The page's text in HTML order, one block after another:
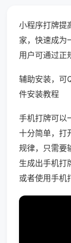
小程序打牌提
家，快速成为
用户可通过正
辅助安装，可
件安装教程
手机打牌可以
十分简单，打
规律，只需要
生成出手机打
或者使用手机